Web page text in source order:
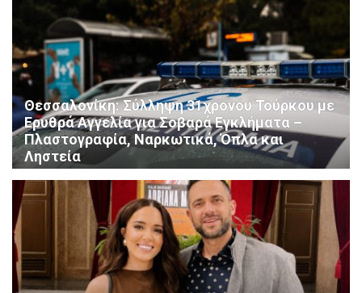
Θεσσαλονίκη: Σύλληψη 31χρονου Τούρκου με
Ερυθρά Αγγελία για Σοβαρά Εγκλήματα –
Πλαστογραφία, Ναρκωτικά, Όπλα και
Ληστεία